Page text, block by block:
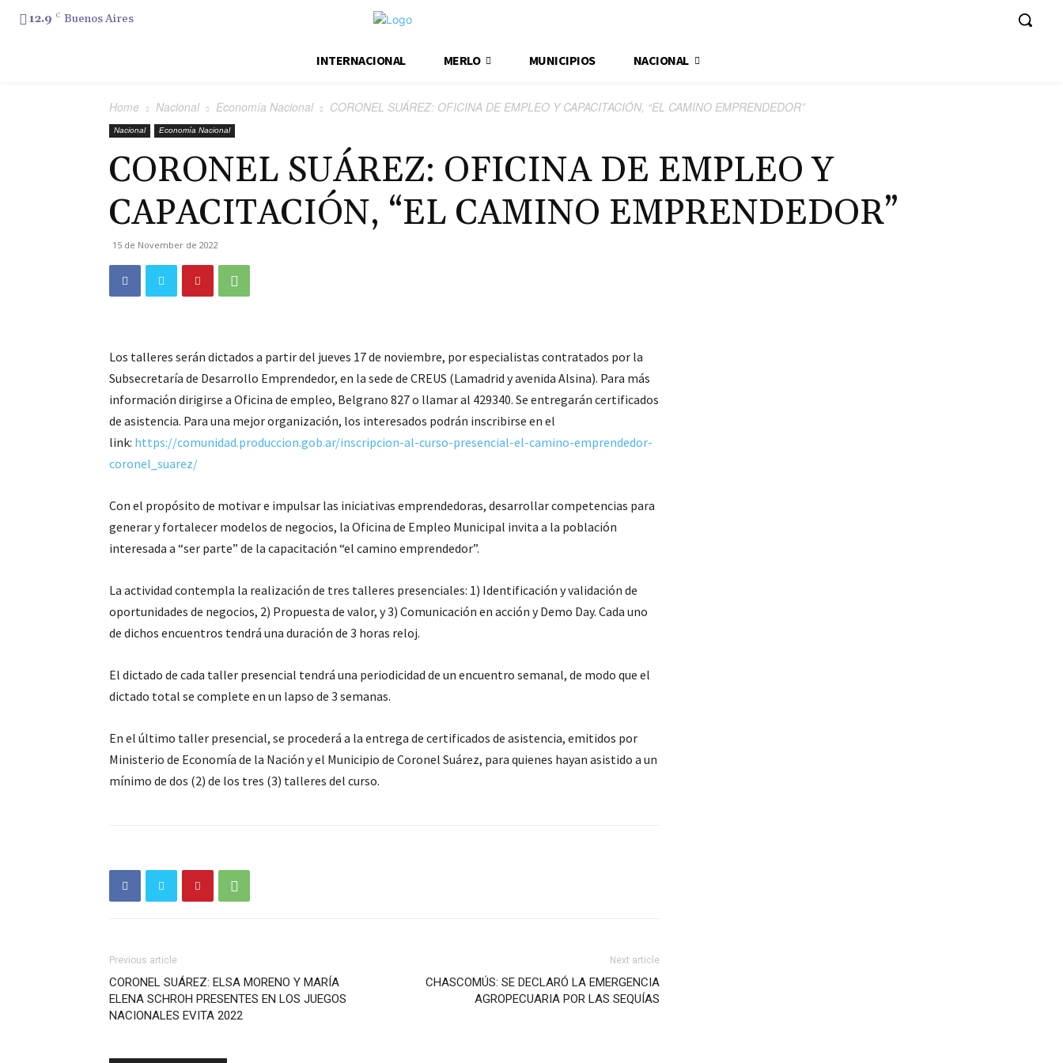
12.9 C Buenos Aires
INTERNACIONAL MERLO MUNICIPIOS NACIONAL
Home Nacional Economía Nacional CORONEL SUÁREZ: OFICINA DE EMPLEO Y CAPACITACIÓN, “EL CAMINO EMPRENDEDOR”
Nacional Economía Nacional
CORONEL SUÁREZ: OFICINA DE EMPLEO Y
CAPACITACIÓN, “EL CAMINO EMPRENDEDOR”
15 de November de 2022
Los talleres serán dictados a partir del jueves 17 de noviembre, por especialistas contratados por la
Subsecretaría de Desarrollo Emprendedor, en la sede de CREUS (Lamadrid y avenida Alsina). Para más
información dirigirse a Oficina de empleo, Belgrano 827 o llamar al 429340. Se entregarán certificados
de asistencia. Para una mejor organización, los interesados podrán inscribirse en el
link: https://comunidad.produccion.gob.ar/inscripcion-al-curso-presencial-el-camino-emprendedor-
coronel_suarez/
Con el propósito de motivar e impulsar las iniciativas emprendedoras, desarrollar competencias para
generar y fortalecer modelos de negocios, la Oficina de Empleo Municipal invita a la población
interesada a “ser parte” de la capacitación “el camino emprendedor”.
La actividad contempla la realización de tres talleres presenciales: 1) Identificación y validación de
oportunidades de negocios, 2) Propuesta de valor, y 3) Comunicación en acción y Demo Day. Cada uno
de dichos encuentros tendrá una duración de 3 horas reloj.
El dictado de cada taller presencial tendrá una periodicidad de un encuentro semanal, de modo que el
dictado total se complete en un lapso de 3 semanas.
En el último taller presencial, se procederá a la entrega de certificados de asistencia, emitidos por
Ministerio de Economía de la Nación y el Municipio de Coronel Suárez, para quienes hayan asistido a un
mínimo de dos (2) de los tres (3) talleres del curso.
Previous article
CORONEL SUÁREZ: ELSA MORENO Y MARÍA
ELENA SCHROH PRESENTES EN LOS JUEGOS
NACIONALES EVITA 2022
Next article
CHASCOMÚS: SE DECLARÓ LA EMERGENCIA
AGROPECUARIA POR LAS SEQUÍAS